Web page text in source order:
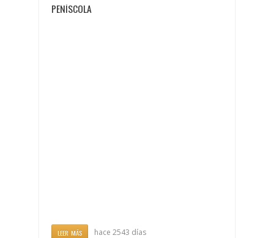
PEÑÍSCOLA
LEER MÁS hace 2543 días